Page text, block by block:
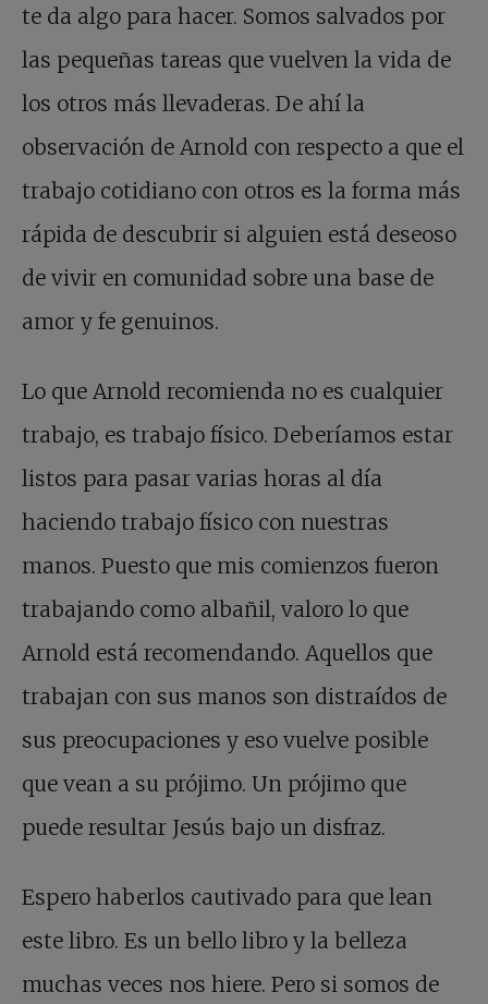
te da algo para hacer. Somos salvados por
las pequeñas tareas que vuelven la vida de
los otros más llevaderas. De ahí la
observación de Arnold con respecto a que el
trabajo cotidiano con otros es la forma más
rápida de descubrir si alguien está deseoso
de vivir en comunidad sobre una base de
amor y fe genuinos.
Lo que Arnold recomienda no es cualquier
trabajo, es trabajo físico. Deberíamos estar
listos para pasar varias horas al día
haciendo trabajo físico con nuestras
manos. Puesto que mis comienzos fueron
trabajando como albañil, valoro lo que
Arnold está recomendando. Aquellos que
trabajan con sus manos son distraídos de
sus preocupaciones y eso vuelve posible
que vean a su prójimo. Un prójimo que
puede resultar Jesús bajo un disfraz.
Espero haberlos cautivado para que lean
este libro. Es un bello libro y la belleza
muchas veces nos hiere. Pero si somos de